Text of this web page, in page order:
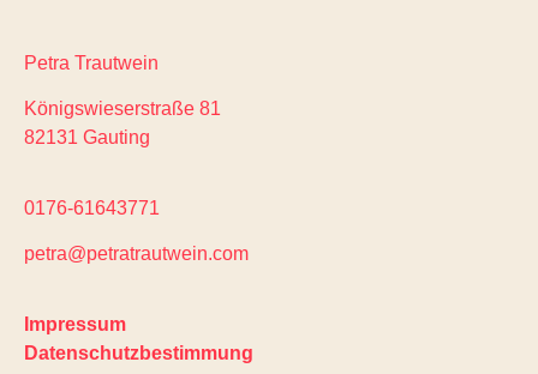
Petra Trautwein
Königswieserstraße 81
82131 Gauting
0176-61643771
petra@petratrautwein.com
Impressum
Datenschutzbestimmung